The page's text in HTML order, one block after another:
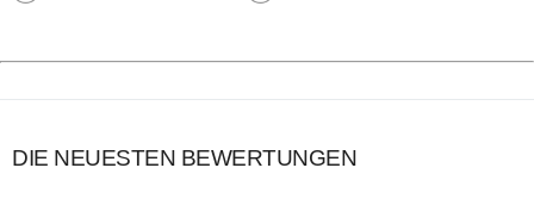
DIE NEUESTEN BEWERTUNGEN